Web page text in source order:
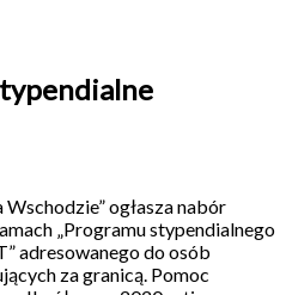
ogłasza nabór
„Programu stypendialnego
adresowanego do osób
za granicą. Pomoc